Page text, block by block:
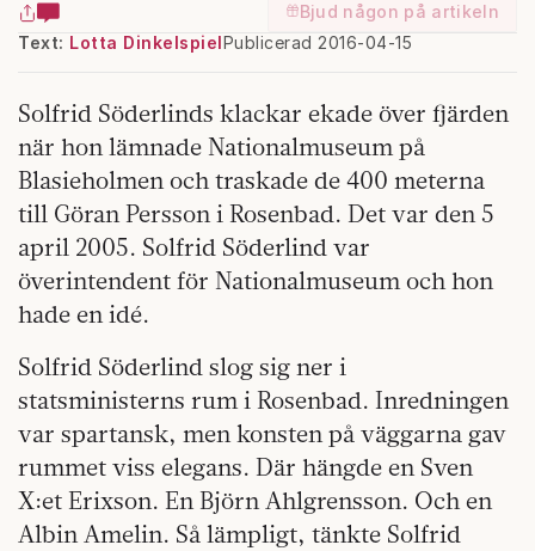
Bjud någon på artikeln
Text: Lotta DinkelspielPublicerad 2016-04-15
Solfrid Söderlinds klackar ekade över fjärden
när hon lämnade Nationalmuseum på
Blasieholmen och traskade de 400 meterna
till Göran Persson i Rosenbad. Det var den 5
april 2005. Solfrid Söderlind var
överintendent för Nationalmuseum och hon
hade en idé.
Solfrid Söderlind slog sig ner i
statsministerns rum i Rosenbad. Inredningen
var spartansk, men konsten på väggarna gav
rummet viss elegans. Där hängde en Sven
X:et Erixson. En Björn Ahlgrensson. Och en
Albin Amelin. Så lämpligt, tänkte Solfrid